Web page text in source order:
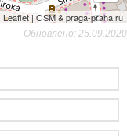
Leaflet | OSM & praga-praha.ru
Обновлено: 25.09.2020